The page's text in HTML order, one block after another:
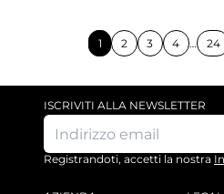
è:
1 2 3 4 … 24
ISCRIVITI ALLA NEWSLETTER
Registrandoti, accetti la nostra